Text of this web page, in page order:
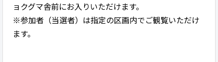
ョクグマ舎前にお入りいただけます。
※参加者（当選者）は指定の区画内でご観覧いただけ
ます。